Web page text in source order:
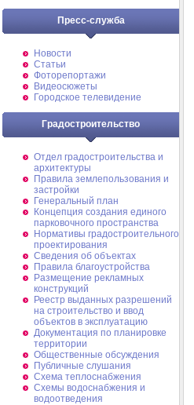
Пресс-служба
Новости
Статьи
Фоторепортажи
Видеосюжеты
Городское телевидение
Градостроительство
Отдел градостроительства и
архитектуры
Правила землепользования и
застройки
Генеральный план
Концепция создания единого
парковочного пространства
Нормативы градостроительного
проектирования
Сведения об объектах
Правила благоустройства
Размещение рекламных
конструкций
Реестр выданных разрешений
на строительство и ввод
объектов в эксплуатацию
Документация по планировке
территории
Общественные обсуждения
Публичные слушания
Схема теплоснабжения
Схемы водоснабжения и
водоотведения